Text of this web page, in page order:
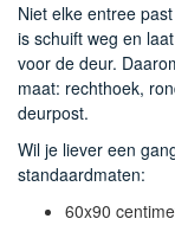
Niet elke entree
is schuift weg en
voor de deur.
maat: rechthoek,
deurpost.
Wil je liever een
standaardmaten:
60x90